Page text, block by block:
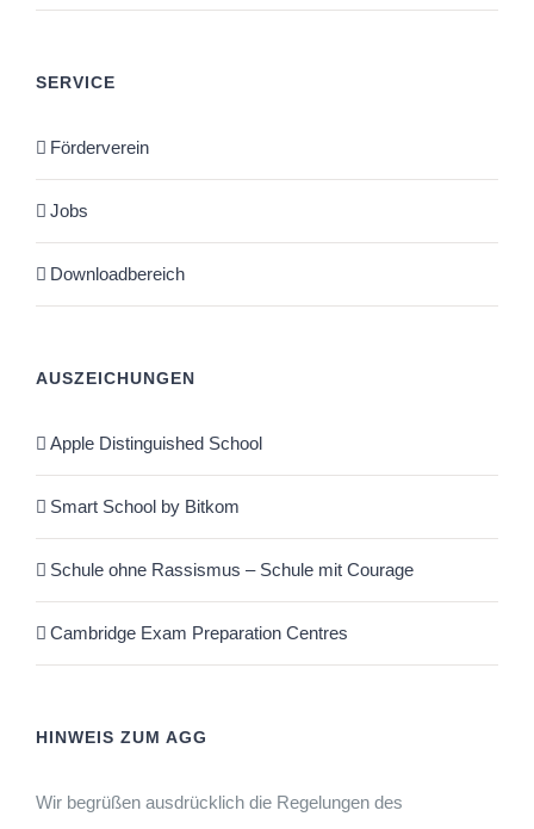
SERVICE
Förderverein
Jobs
Downloadbereich
AUSZEICHUNGEN
Apple Distinguished School
Smart School by Bitkom
Schule ohne Rassismus – Schule mit Courage
Cambridge Exam Preparation Centres
HINWEIS ZUM AGG
Wir begrüßen ausdrücklich die Regelungen des